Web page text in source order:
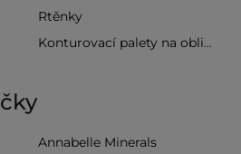
Rtěnky
Konturovací palety na obličej
Annabelle Minerals